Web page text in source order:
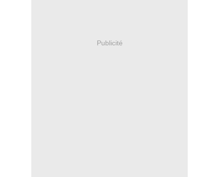
Publicité